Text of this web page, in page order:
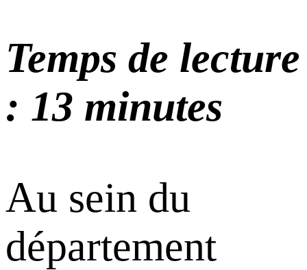
Temps de lecture
: 13 minutes
Au sein du
département